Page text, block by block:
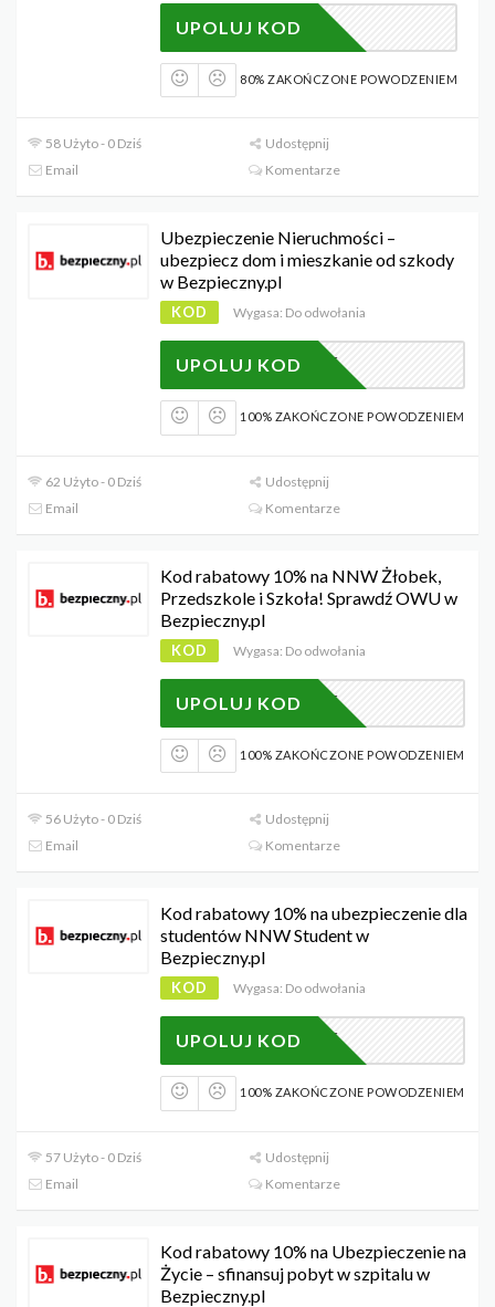
2346
UPOLUJ KOD
80% ZAKOŃCZONE POWODZENIEM
58 Użyto - 0 Dziś
Udostępnij
Email
Komentarze
Ubezpieczenie Nieruchmości –
ubezpiecz dom i mieszkanie od szkody
w Bezpieczny.pl
KOD Wygasa: Do odwołania
2346
UPOLUJ KOD
100% ZAKOŃCZONE POWODZENIEM
62 Użyto - 0 Dziś
Udostępnij
Email
Komentarze
Kod rabatowy 10% na NNW Żłobek,
Przedszkole i Szkoła! Sprawdź OWU w
Bezpieczny.pl
KOD Wygasa: Do odwołania
2346
UPOLUJ KOD
100% ZAKOŃCZONE POWODZENIEM
56 Użyto - 0 Dziś
Udostępnij
Email
Komentarze
Kod rabatowy 10% na ubezpieczenie dla
studentów NNW Student w
Bezpieczny.pl
KOD Wygasa: Do odwołania
2346
UPOLUJ KOD
100% ZAKOŃCZONE POWODZENIEM
57 Użyto - 0 Dziś
Udostępnij
Email
Komentarze
Kod rabatowy 10% na Ubezpieczenie na
Życie – sfinansuj pobyt w szpitalu w
Bezpieczny.pl